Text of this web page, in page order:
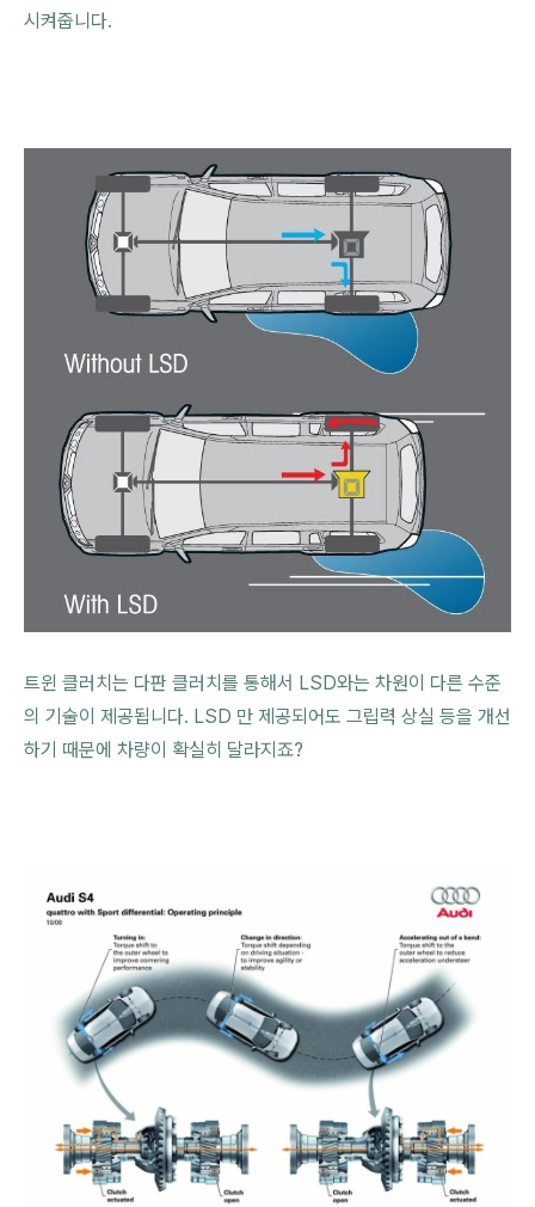
시켜줍니다.
트윈 클러치는 다판 클러치를 통해서 LSD와는 차원이 다른 수준
의 기술이 제공됩니다. LSD 만 제공되어도 그립력 상실 등을 개선
하기 때문에 차량이 확실히 달라지죠?